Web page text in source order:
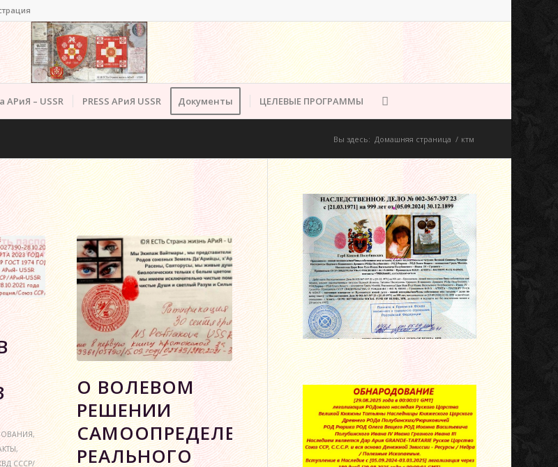
АРиЯ – USSR PRESS АРиЯ USSR Документы ЦЕЛЕВЫЕ ПРОГРАММЫ
Вы здесь: Домашняя страница / ктм
,
,
СССР/
О ВОЛЕВОМ
РЕШЕНИИ
САМООПРЕДЕЛЕНИЕ
РЕАЛЬНОГО